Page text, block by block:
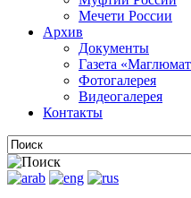
Мечети России
Архив
Документы
Газета
Фотогалерея
Видеогалерея
Контакты